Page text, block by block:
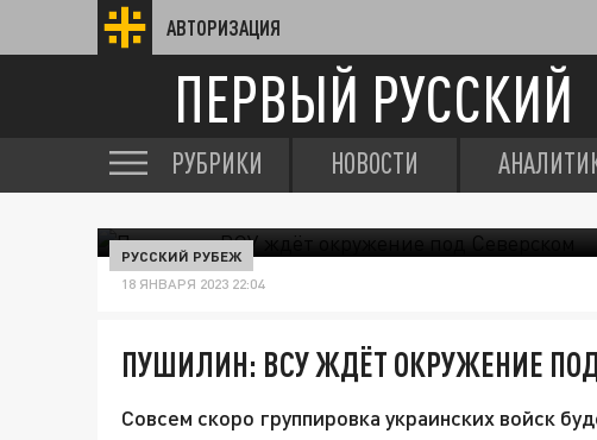
АВТОРИЗАЦИЯ
ПЕРВЫЙ РУССКИЙ
РУБРИКИ НОВОСТИ
РУССКИЙ РУБЕЖ
18 ЯНВАРЯ 2023 22:04
ПУШИЛИН: ВСУ ЖДЁТ ОКРУЖЕНИЕ
Совсем скоро группировка украинских войск